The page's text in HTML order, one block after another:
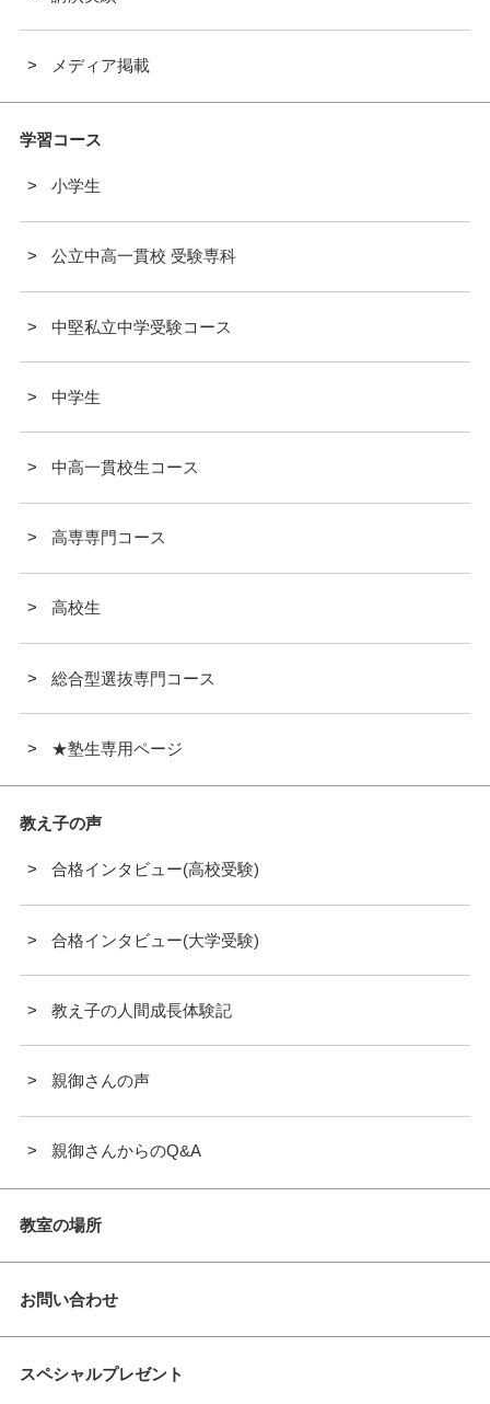
メディア掲載
学習コース
小学生
公立中高一貫校 受験専科
中堅私立中学受験コース
中学生
中高一貫校生コース
高専専門コース
高校生
総合型選抜専門コース
★塾生専用ページ
教え子の声
合格インタビュー(高校受験)
合格インタビュー(大学受験)
教え子の人間成長体験記
親御さんの声
親御さんからのQ&A
教室の場所
お問い合わせ
スペシャルプレゼント